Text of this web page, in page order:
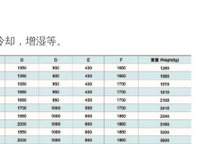
，增湿等。